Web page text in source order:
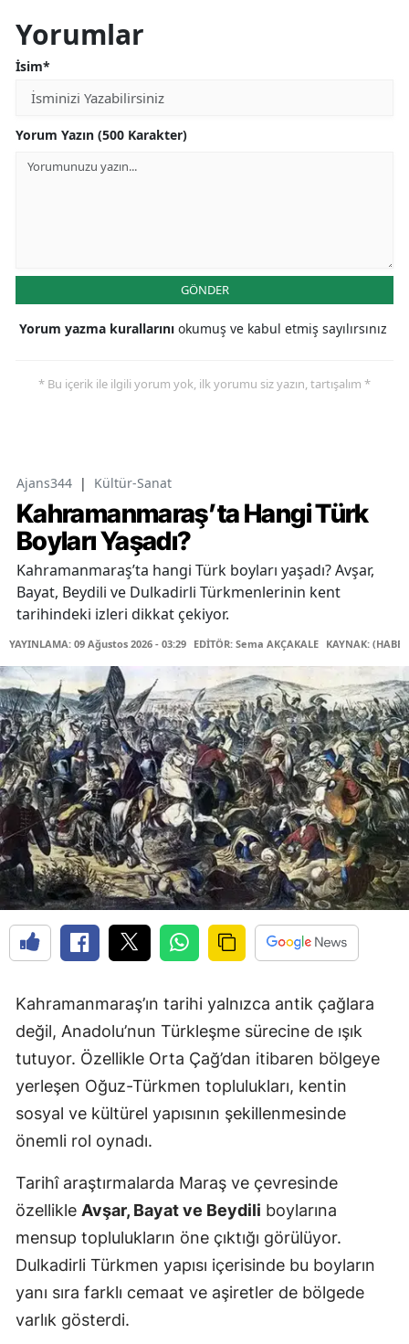
Yorumlar
İsim*
Yorum Yazın (500 Karakter)
GÖNDER
Yorum yazma kurallarını okumuş ve kabul etmiş sayılırsınız
* Bu içerik ile ilgili yorum yok, ilk yorumu siz yazın, tartışalım *
Ajans344 | Kültür-Sanat
Kahramanmaraş’ta Hangi Türk
Boyları Yaşadı?
Kahramanmaraş’ta hangi Türk boyları yaşadı? Avşar,
Bayat, Beydili ve Dulkadirli Türkmenlerinin kent
tarihindeki izleri dikkat çekiyor.
YAYINLAMA: 09 Ağustos 2026 - 03:29 EDİTÖR: Sema AKÇAKALE KAYNAK:
Kahramanmaraş’ın tarihi yalnızca antik çağlara
değil, Anadolu’nun Türkleşme sürecine de ışık
tutuyor. Özellikle Orta Çağ’dan itibaren bölgeye
yerleşen Oğuz-Türkmen toplulukları, kentin
sosyal ve kültürel yapısının şekillenmesinde
önemli rol oynadı.
Tarihî araştırmalarda Maraş ve çevresinde
özellikle Avşar, Bayat ve Beydili boylarına
mensup toplulukların öne çıktığı görülüyor.
Dulkadirli Türkmen yapısı içerisinde bu boyların
yanı sıra farklı cemaat ve aşiretler de bölgede
varlık gösterdi.